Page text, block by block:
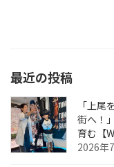
最近の投稿
「上
街へ！
育む【
2026年